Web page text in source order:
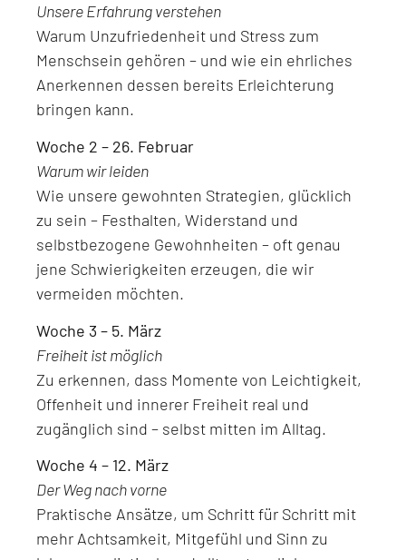
Unsere Erfahrung verstehen
Warum Unzufriedenheit und Stress zum
Menschsein gehören – und wie ein ehrliches
Anerkennen dessen bereits Erleichterung
bringen kann.
Woche 2 – 26. Februar
Warum wir leiden
Wie unsere gewohnten Strategien, glücklich
zu sein – Festhalten, Widerstand und
selbstbezogene Gewohnheiten – oft genau
jene Schwierigkeiten erzeugen, die wir
vermeiden möchten.
Woche 3 – 5. März
Freiheit ist möglich
Zu erkennen, dass Momente von Leichtigkeit,
Offenheit und innerer Freiheit real und
zugänglich sind – selbst mitten im Alltag.
Woche 4 – 12. März
Der Weg nach vorne
Praktische Ansätze, um Schritt für Schritt mit
mehr Achtsamkeit, Mitgefühl und Sinn zu